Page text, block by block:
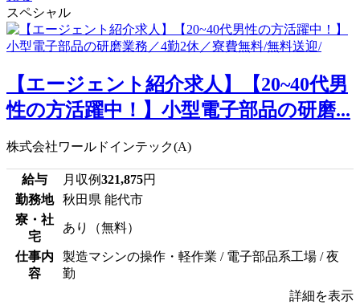
スペシャル
【エージェント紹介求人】【20~40代男
性の方活躍中！】小型電子部品の研磨...
株式会社ワールドインテック(A)
給与 月収例321,875円
勤務地
秋田県 能代市
寮・社
宅
あり（無料）
仕事内
容
製造マシンの操作・軽作業 / 電子部品系工場 / 夜
勤
詳細を表示